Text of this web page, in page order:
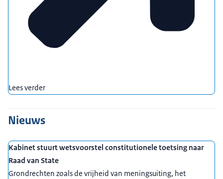
Lees verder
Nieuws
Kabinet stuurt wetsvoorstel constitutionele toetsing naar
Raad van State
Grondrechten zoals de vrijheid van meningsuiting, het